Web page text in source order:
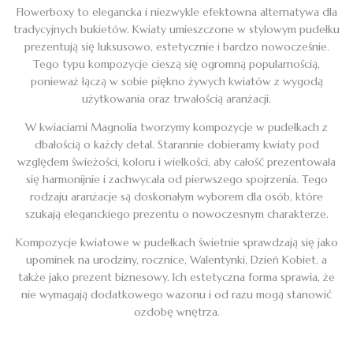
Flowerboxy to elegancka i niezwykle efektowna alternatywa dla
tradycyjnych bukietów. Kwiaty umieszczone w stylowym pudełku
prezentują się luksusowo, estetycznie i bardzo nowocześnie.
Tego typu kompozycje cieszą się ogromną popularnością,
ponieważ łączą w sobie piękno żywych kwiatów z wygodą
użytkowania oraz trwałością aranżacji.
W kwiaciarni Magnolia tworzymy kompozycje w pudełkach z
dbałością o każdy detal. Starannie dobieramy kwiaty pod
względem świeżości, koloru i wielkości, aby całość prezentowała
się harmonijnie i zachwycała od pierwszego spojrzenia. Tego
rodzaju aranżacje są doskonałym wyborem dla osób, które
szukają eleganckiego prezentu o nowoczesnym charakterze.
Kompozycje kwiatowe w pudełkach świetnie sprawdzają się jako
upominek na urodziny, rocznice, Walentynki, Dzień Kobiet, a
także jako prezent biznesowy. Ich estetyczna forma sprawia, że
nie wymagają dodatkowego wazonu i od razu mogą stanowić
ozdobę wnętrza.